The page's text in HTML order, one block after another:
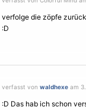
verfolge die zöpfe
:D
verfasst von waldhexe am
:D Das hab ich schon